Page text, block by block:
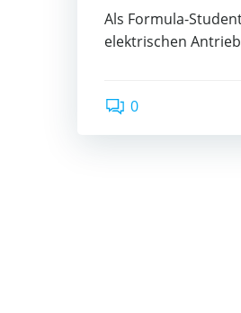
Als Formula-
elektrischen
0